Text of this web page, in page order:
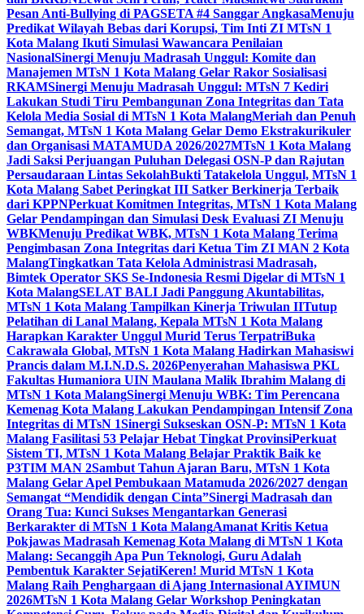
Pesan Anti-Bullying di PAGSETA #4 Sanggar AngkasaMenuju
Predikat Wilayah Bebas dari Korupsi, Tim Inti ZI MTsN 1
Kota Malang Ikuti Simulasi Wawancara Penilaian
NasionalSinergi Menuju Madrasah Unggul: Komite dan
Manajemen MTsN 1 Kota Malang Gelar Rakor Sosialisasi
RKAMSinergi Menuju Madrasah Unggul: MTsN 7 Kediri
Lakukan Studi Tiru Pembangunan Zona Integritas dan Tata
Kelola Media Sosial di MTsN 1 Kota MalangMeriah dan Penuh
Semangat, MTsN 1 Kota Malang Gelar Demo Ekstrakurikuler
dan Organisasi MATAMUDA 2026/2027MTsN 1 Kota Malang
Jadi Saksi Perjuangan Puluhan Delegasi OSN-P dan Rajutan
Persaudaraan Lintas SekolahBukti Tatakelola Unggul, MTsN 1
Kota Malang Sabet Peringkat III Satker Berkinerja Terbaik
dari KPPNPerkuat Komitmen Integritas, MTsN 1 Kota Malang
Gelar Pendampingan dan Simulasi Desk Evaluasi ZI Menuju
WBKMenuju Predikat WBK, MTsN 1 Kota Malang Terima
Pengimbasan Zona Integritas dari Ketua Tim ZI MAN 2 Kota
MalangTingkatkan Tata Kelola Administrasi Madrasah,
Bimtek Operator SKS Se-Indonesia Resmi Digelar di MTsN 1
Kota MalangSELAT BALI Jadi Panggung Akuntabilitas,
MTsN 1 Kota Malang Tampilkan Kinerja Triwulan IITutup
Pelatihan di Lanal Malang, Kepala MTsN 1 Kota Malang
Harapkan Karakter Unggul Murid Terus TerpatriBuka
Cakrawala Global, MTsN 1 Kota Malang Hadirkan Mahasiswi
Prancis dalam M.I.N.D.S. 2026Penyerahan Mahasiswa PKL
Fakultas Humaniora UIN Maulana Malik Ibrahim Malang di
MTsN 1 Kota MalangSinergi Menuju WBK: Tim Perencana
Kemenag Kota Malang Lakukan Pendampingan Intensif Zona
Integritas di MTsN 1Sinergi Sukseskan OSN-P: MTsN 1 Kota
Malang Fasilitasi 53 Pelajar Hebat Tingkat ProvinsiPerkuat
Sistem TI, MTsN 1 Kota Malang Belajar Praktik Baik ke
P3TIM MAN 2Sambut Tahun Ajaran Baru, MTsN 1 Kota
Malang Gelar Apel Pembukaan Matamuda 2026/2027 dengan
Semangat “Mendidik dengan Cinta”Sinergi Madrasah dan
Orang Tua: Kunci Sukses Mengantarkan Generasi
Berkarakter di MTsN 1 Kota MalangAmanat Kritis Ketua
Pokjawas Madrasah Kemenag Kota Malang di MTsN 1 Kota
Malang: Secanggih Apa Pun Teknologi, Guru Adalah
Pembentuk Karakter SejatiKeren! Murid MTsN 1 Kota
Malang Raih Penghargaan di Ajang Internasional AYIMUN
2026MTsN 1 Kota Malang Gelar Workshop Peningkatan